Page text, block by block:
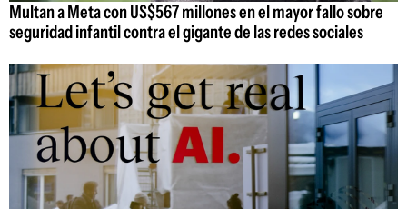
Multan a Meta con US$567 millones en el mayor fallo sobre
seguridad infantil contra el gigante de las redes sociales